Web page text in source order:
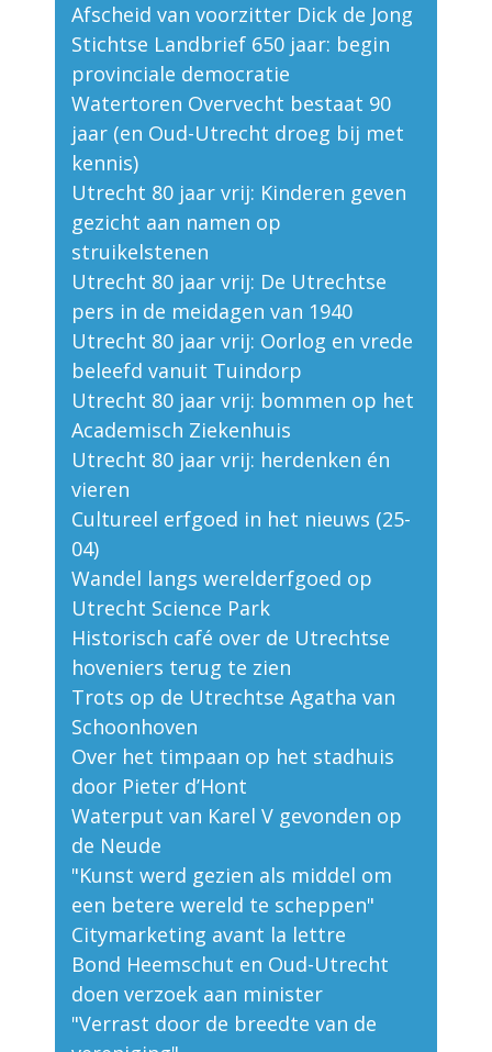
Afscheid van voorzitter Dick de Jong
Stichtse Landbrief 650 jaar: begin
provinciale democratie
Watertoren Overvecht bestaat 90
jaar (en Oud-Utrecht droeg bij met
kennis)
Utrecht 80 jaar vrij: Kinderen geven
gezicht aan namen op
struikelstenen
Utrecht 80 jaar vrij: De Utrechtse
pers in de meidagen van 1940
Utrecht 80 jaar vrij: Oorlog en vrede
beleefd vanuit Tuindorp
Utrecht 80 jaar vrij: bommen op het
Academisch Ziekenhuis
Utrecht 80 jaar vrij: herdenken én
vieren
Cultureel erfgoed in het nieuws (25-
04)
Wandel langs werelderfgoed op
Utrecht Science Park
Historisch café over de Utrechtse
hoveniers terug te zien
Trots op de Utrechtse Agatha van
Schoonhoven
Over het timpaan op het stadhuis
door Pieter d’Hont
Waterput van Karel V gevonden op
de Neude
"Kunst werd gezien als middel om
een betere wereld te scheppen"
Citymarketing avant la lettre
Bond Heemschut en Oud-Utrecht
doen verzoek aan minister
"Verrast door de breedte van de